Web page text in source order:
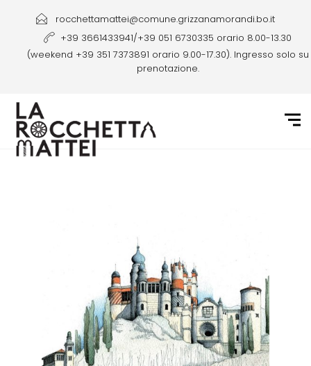
rocchettamattei@comune.grizzanamorandi.bo.it
+39 3661433941/+39 051 6730335 orario 8.00-13.30
(weekend +39 351 7373891 orario 9.00-17.30). Ingresso solo su
prenotazione.